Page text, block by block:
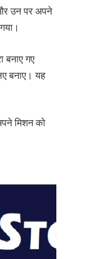
उन पर अपने
बनाए गए
बनाए। यह
मिशन को